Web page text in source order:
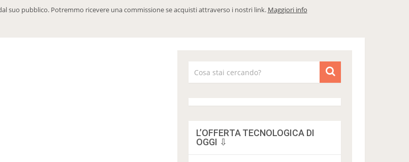
suo pubblico. Potremmo ricevere una commissione se acquisti attraverso i nostri link. Maggiori info
L’OFFERTA TECNOLOGICA DI
OGGI ⇩